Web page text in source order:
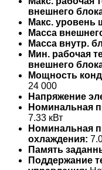
внешнего
Макс. уровень
Масса
Масса внутр.
Мин. рабочая
внешнего
Мощность
24 000
Напряжение
Номинальная
7.33 кВт
Номинальная
охлаждения:
Память
Поддержание